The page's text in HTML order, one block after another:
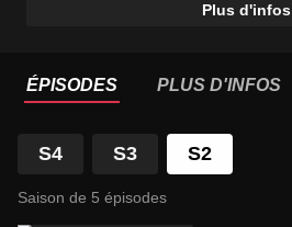
Plus d'infos
ÉPISODES PLUS D'INFOS
S4 S3 S2
Saison de 5 épisodes